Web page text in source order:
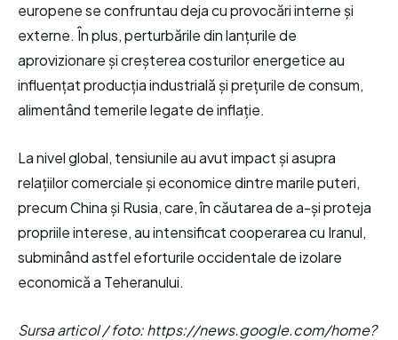
europene se confruntau deja cu provocări interne și
externe. În plus, perturbările din lanțurile de
aprovizionare și creșterea costurilor energetice au
influențat producția industrială și prețurile de consum,
alimentând temerile legate de inflație.
La nivel global, tensiunile au avut impact și asupra
relațiilor comerciale și economice dintre marile puteri,
precum China și Rusia, care, în căutarea de a-și proteja
propriile interese, au intensificat cooperarea cu Iranul,
subminând astfel eforturile occidentale de izolare
economică a Teheranului.
Sursa articol / foto: https://news.google.com/home?